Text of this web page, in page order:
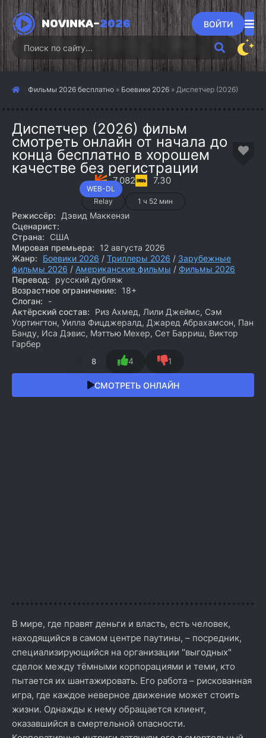
NOVINKA-2026 ВОЙТИ
Фильмы 2026 бесплатно » Боевики 2026 » Диспетчер (2026)
Диспетчер (2026) фильм
смотреть онлайн от начала до
конца бесплатно в хорошем
качестве без регистрации
WEB-DL
7.082 7.30
Relay 1 ч 52 мин
Режиссёр:
Дэвид Маккензи
Сценарист:
Страна:
США
Мировая премьера:
12 августа 2026
Жанр:
Боевики 2026 / Триллеры 2026 / Зарубежные
фильмы 2026 / Американские фильмы / Фильмы 2026
Перевод:
русский дубляж
Возрастное ограничение:
18+
Слоган:
-
Актёрский состав:
Риз Ахмед, Лили Джеймс, Сэм
Уортингтон, Уилла Фицджералд, Джаред Абрахамсон, Пан
Банду, Иса Дэвис, Мэттью Мехер, Сет Барриш, Виктор
Гарбер
8 4 1
СМОТРЕТЬ ОНЛАЙН
В мире, где правят деньги и власть, есть человек,
находящийся в самом центре паутины, – посредник,
специализирующийся на организации "выгодных"
сделок между тёмными корпорациями и теми, кто
пытается их шантажировать. Его работа – рискованная
игра, где каждое неверное движение может стоить
жизни. Однажды к нему обращается клиент,
оказавшийся в смертельной опасности.